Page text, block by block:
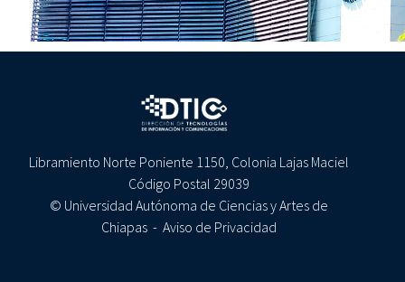
Libramiento Norte Poniente 1150, Colonia Lajas Maciel
Código Postal 29039
© Universidad Autónoma de Ciencias y Artes de
Chiapas - Aviso de Privacidad